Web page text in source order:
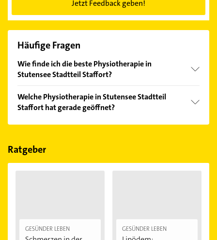
Jetzt Feedback geben!
Häufige Fragen
Wie finde ich die beste Physiotherapie in
Stutensee Stadtteil Staffort?
Kundenmeinungen und profitieren Sie von den
Empfehlungen. Die Suchergebnisse können Sie sich
einfach nachBewertungensortiert anzeigen lassen.
Welche Physiotherapie in Stutensee Stadtteil
Staffort hat gerade geöffnet?
Im Anbieter-Bereich finden Sie alleÖffnungszeiten.
Feiertagen abweichen können.
Ratgeber
GESÜNDER LEBEN GESÜNDER LEBEN